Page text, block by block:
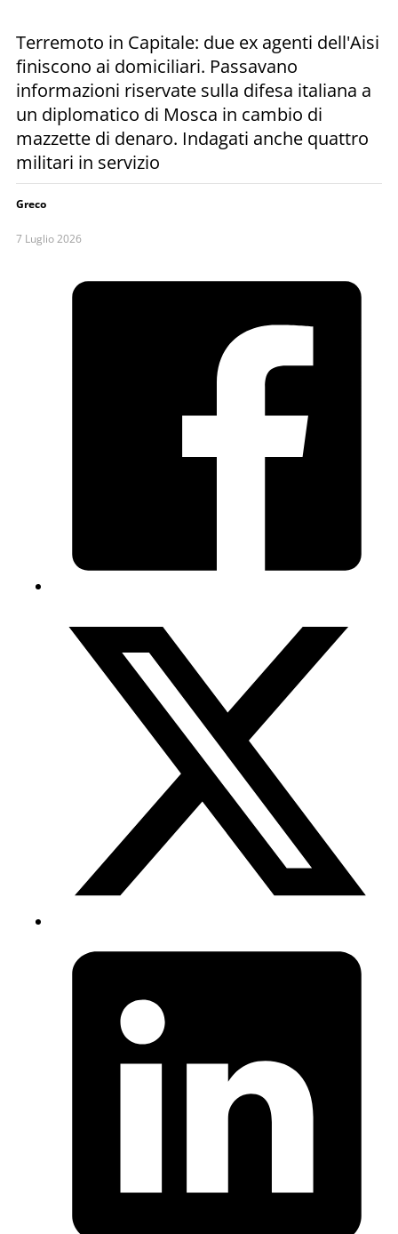
Terremoto in Capitale: due ex agenti dell'Aisi
finiscono ai domiciliari. Passavano
informazioni riservate sulla difesa italiana a
un diplomatico di Mosca in cambio di
mazzette di denaro. Indagati anche quattro
militari in servizio
Greco
7 Luglio 2026